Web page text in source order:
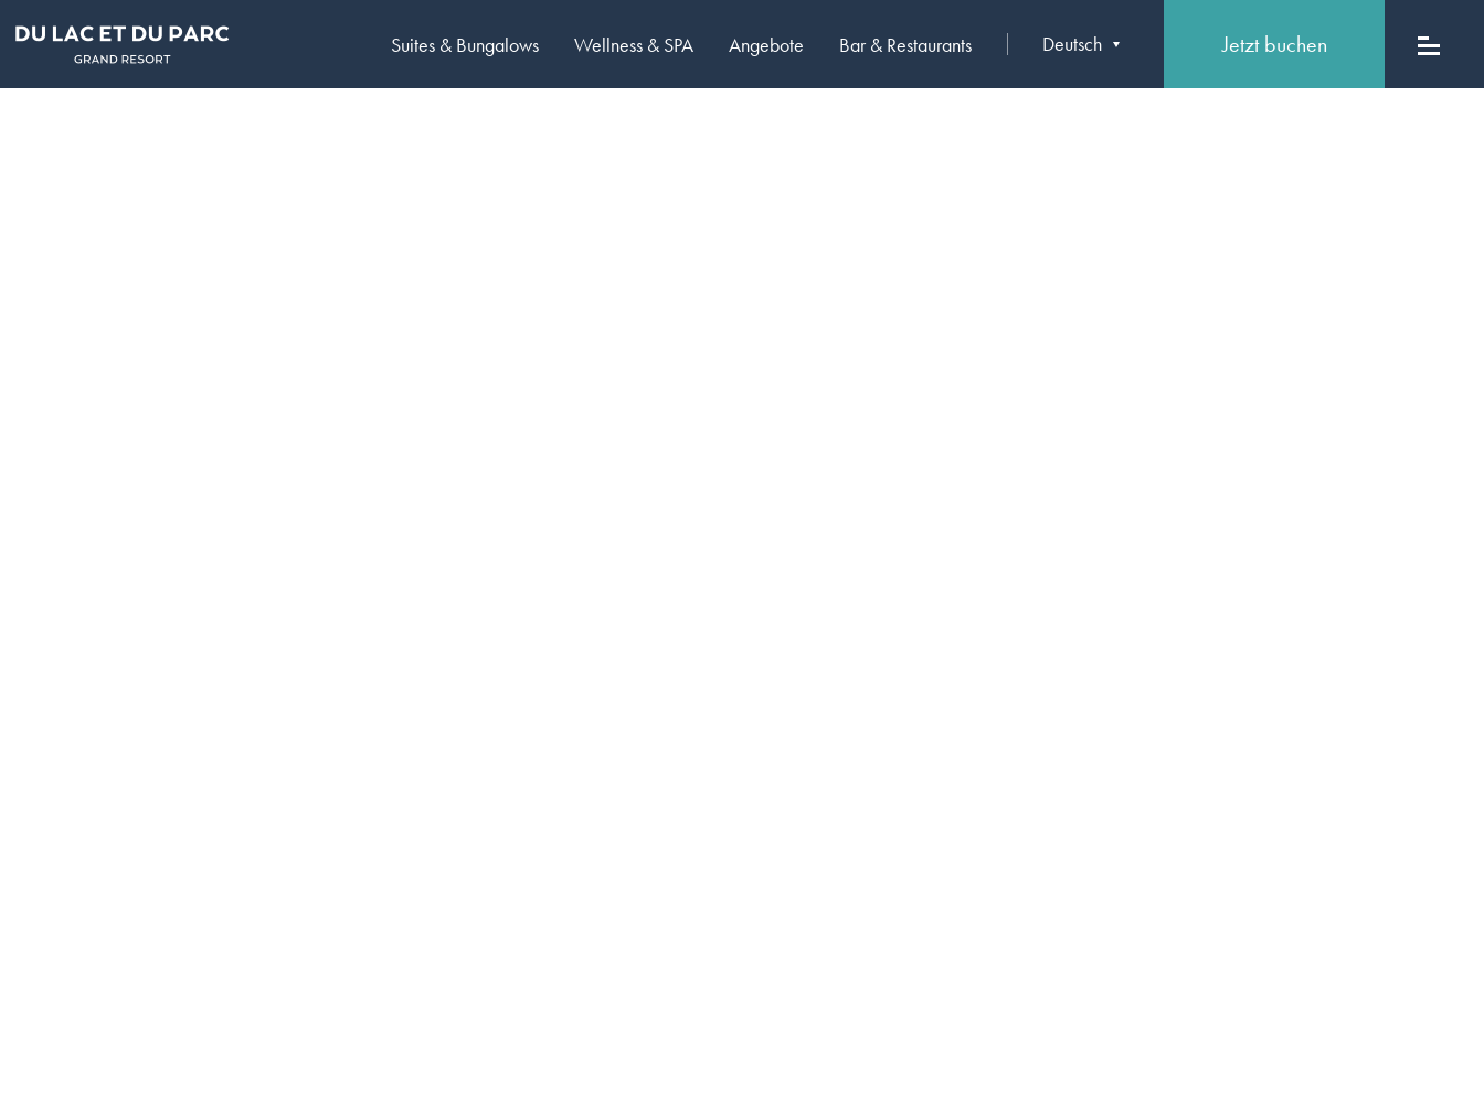
Suites & Bungalows Wellness & SPA Angebote Bar & Restaurants Deutsch Jetzt buchen